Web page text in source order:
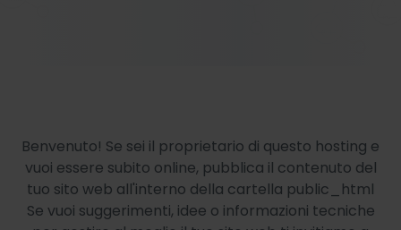
Benvenuto! Se sei il proprietario di questo hosting e
vuoi essere subito online, pubblica il contenuto del
tuo sito web all'interno della cartella public_html
Se vuoi suggerimenti, idee o informazioni tecniche